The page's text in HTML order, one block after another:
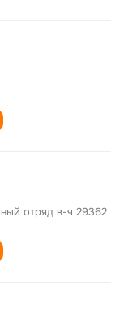
отряд в-ч 29362